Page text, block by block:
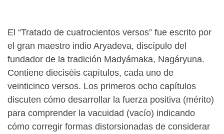
El “Tratado de cuatrocientos versos” fue escrito por
el gran maestro indio Aryadeva, discípulo del
fundador de la tradición Madyámaka, Nagáryuna.
Contiene dieciséis capítulos, cada uno de
veinticinco versos. Los primeros ocho capítulos
discuten cómo desarrollar la fuerza positiva (mérito)
para comprender la vacuidad (vacío) indicando
cómo corregir formas distorsionadas de considerar